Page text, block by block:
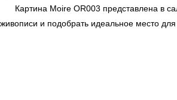
Картина Moire OR003 представлена в
живописи и подобрать идеальное место
← Вернуться на предыдущую страницу